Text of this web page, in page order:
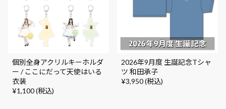
個別全身アクリルキーホルダ
ー / ここにだって天使はいる
衣装
¥1,100 (税込)
2026年9月度 生誕記念Tシャ
ツ 和田承子
¥3,950 (税込)